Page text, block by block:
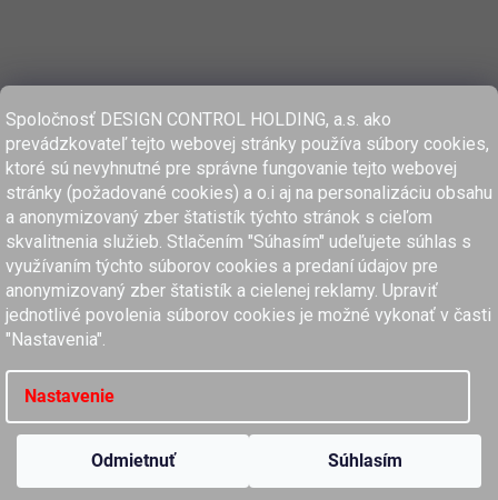
Spoločnosť DESIGN CONTROL HOLDING, a.s. ako
prevádzkovateľ tejto webovej stránky používa súbory cookies,
ktoré sú nevyhnutné pre správne fungovanie tejto webovej
stránky (požadované cookies) a o.i aj na personalizáciu obsahu
a anonymizovaný zber štatistík týchto stránok s cieľom
skvalitnenia služieb. Stlačením "Súhasím" udeľujete súhlas s
využívaním týchto súborov cookies a predaní údajov pre
anonymizovaný zber štatistík a cielenej reklamy. Upraviť
jednotlivé povolenia súborov cookies je možné vykonať v časti
"Nastavenia".
Nastavenie
Odmietnuť Súhlasím
women'secret
SPRINGFIELD